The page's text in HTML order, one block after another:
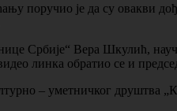
поручио је да су овакви
Србије“ Вера Шкулић,
линка обратио се и
– уметничког друштва